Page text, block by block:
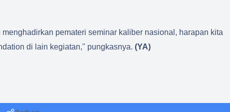
pemateri seminar kaliber nasional, harapan kita
di lain kegiatan," pungkasnya. (YA)